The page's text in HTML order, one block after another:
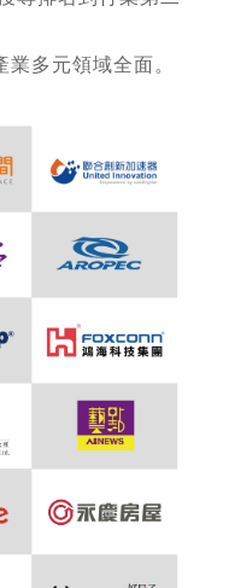
多元領域全面。